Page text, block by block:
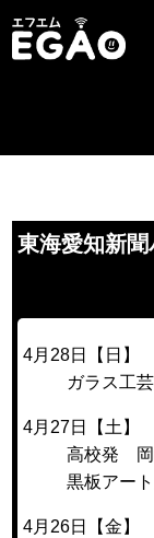
東海愛知新
4月28日【日】
ガラス工
4月27日【土】
高校発 岡
黒板アー
4月26日【金】